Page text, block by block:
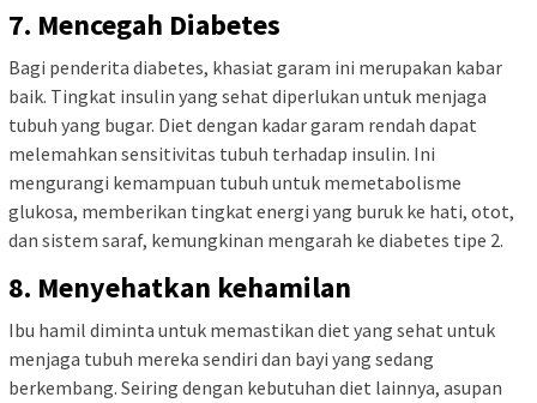
7. Mencegah Diabetes
Bagi penderita diabetes, khasiat garam ini merupakan kabar
baik. Tingkat insulin yang sehat diperlukan untuk menjaga
tubuh yang bugar. Diet dengan kadar garam rendah dapat
melemahkan sensitivitas tubuh terhadap insulin. Ini
mengurangi kemampuan tubuh untuk memetabolisme
glukosa, memberikan tingkat energi yang buruk ke hati, otot,
dan sistem saraf, kemungkinan mengarah ke diabetes tipe 2.
8. Menyehatkan kehamilan
Ibu hamil diminta untuk memastikan diet yang sehat untuk
menjaga tubuh mereka sendiri dan bayi yang sedang
berkembang. Seiring dengan kebutuhan diet lainnya, asupan